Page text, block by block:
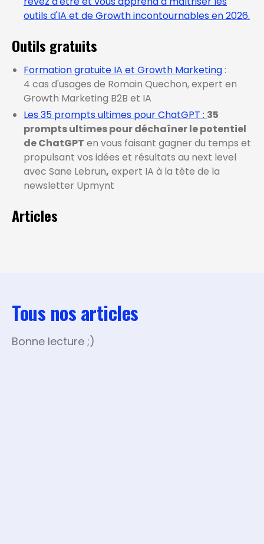
outils d'IA et de Growth incontournables en 2026.
Outils gratuits
Formation gratuite IA et Growth Marketing :
4 cas d'usages de Romain Quechon, expert en
Growth Marketing B2B et IA
Les 35 prompts ultimes pour ChatGPT : 35
prompts ultimes pour déchaîner le potentiel
de ChatGPT en vous faisant gagner du temps et
propulsant vos idées et résultats au next level
avec Sane Lebrun, expert IA à la tête de la
newsletter Upmynt
Articles
Tous nos articles
Bonne lecture ;)